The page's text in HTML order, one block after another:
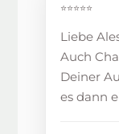
⭐⭐⭐⭐⭐
Liebe
Auch
Deiner
es dann